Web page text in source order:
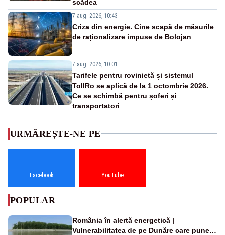
scădea
7 aug. 2026, 10:43
Criza din energie. Cine scapă de măsurile
de raționalizare impuse de Bolojan
7 aug. 2026, 10:01
Tarifele pentru rovinietă și sistemul
TollRo se aplică de la 1 octombrie 2026.
Ce se schimbă pentru șoferi și
transportatori
URMĂREȘTE-NE PE
Facebook YouTube
POPULAR
România în alertă energetică |
Vulnerabilitatea de pe Dunăre care pune